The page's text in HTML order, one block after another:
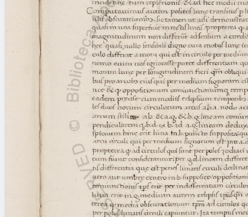
blank space (so that a search ends
at word boundaries).Publications
Conference
Arabic Works
Arabic Manuscripts
Latin Works
Latin Manuscripts
Latin Early Prints
Images
Texts